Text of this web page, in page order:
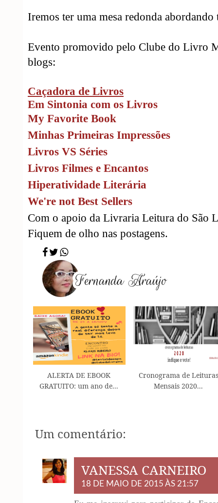
Iremos ter uma mesa redonda abordando
Evento promovido pelo Clube do Livro
blogs:
Caçadora de Livros
Em Sintonia com os Livros
My Favorite Book
Minhas Primeiras Impressões
Livros VS Séries
Livros Filmes e Encantos
Hiperatividade Literária
We're not Best Sellers
Com o apoio da Livraria Leitura do São
Fiquem de olho nas postagens.
ALERTA DE EBOOK
GRATUITO: um ano de...
Cronograma de Leituras
Mensais 2020...
Um comentário:
VANESSA CARNEIRO
18 DE MAIO DE 2015 ÀS 21:57